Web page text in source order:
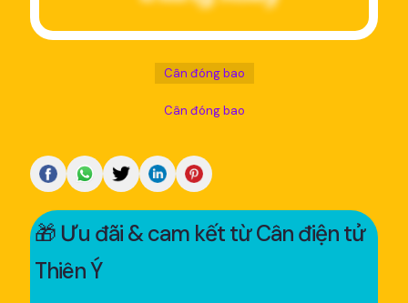
Cân đóng bao
Cân đóng bao
🎁 Ưu đãi & cam kết từ Cân điện tử
Thiên Ý